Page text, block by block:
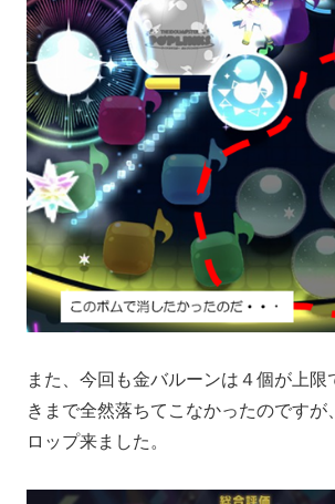
また、今回も金バルーンは４個が上限
きまで全然落ちてこなかったのですが
ロップ来ました。